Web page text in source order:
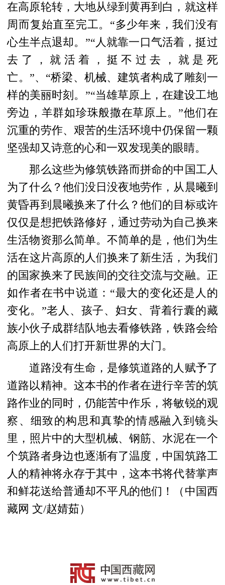
在高原轮转，大地从绿到黄再到白，就这样
周而复始直至完工。 “多少年来，我们没有
心生半点退却。”“人就靠一口气活着，挺过
去了，就活着，挺不过去，就是死
亡。”、“桥梁、机械、建筑者构成了雕刻一
样的美丽时刻。”“当雄草原上，在建设工地
旁边，羊群如珍珠般撒在草原上。”他们在
沉重的劳作、艰苦的生活环境中仍保留一颗
坚强却又诗意的心和一双发现美的眼睛。
那么这些为修筑铁路而拼命的中国工人
为了什么？他们没日没夜地劳作，从晨曦到
黄昏再到晨曦换来了什么 ？他们的目标或许
仅仅是想把铁路修好，通过劳动为自己换来
生活物资那么简单。不简单的是，他们为生
活在这片高原的人们换来了新生活 ，为我们
的国家换来了民族间的交往交流与交融。正
如作者在书中说道：“最大的变化还是人的
变化。”老人、孩子、妇女、背着行囊的藏
族小伙子成群结队地去看修铁路，铁路会给
高原上的人们打开新世界的大门。
道路没有生命，是修筑道路的人赋予了
道路以精神。这本书的作者在进行辛苦的筑
路作业的同时，仍能苦中作乐，将敏锐的观
察、细致的构思和真挚的情感融入到镜头
里， 照片中的大型机械、钢筋、水泥在一个
个筑路者身边也逐渐有了温度，中国筑路工
人的精神将永存于其中，这本书将代替掌声
和鲜花送给普通却不平凡的他们！
（中国西
藏网 文/赵婧茹）